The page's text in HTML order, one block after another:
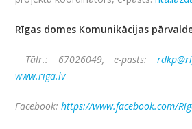
Rīgas domes Komunikācijas
Tālr.: 67026049, e-pasts:
www.riga.lv
Facebook:https://www.facebook.com/